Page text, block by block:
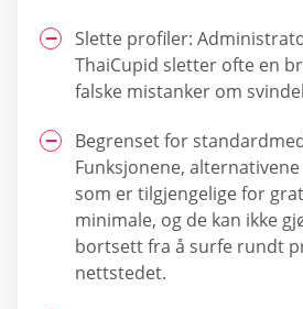
Slette profiler:
ThaiCupid sletter ofte en
falske mistanker om
Begrenset for
Funksjonene,
som er tilgjengelige for
minimale, og de kan ikke
bortsett fra å surfe rundt
nettstedet.